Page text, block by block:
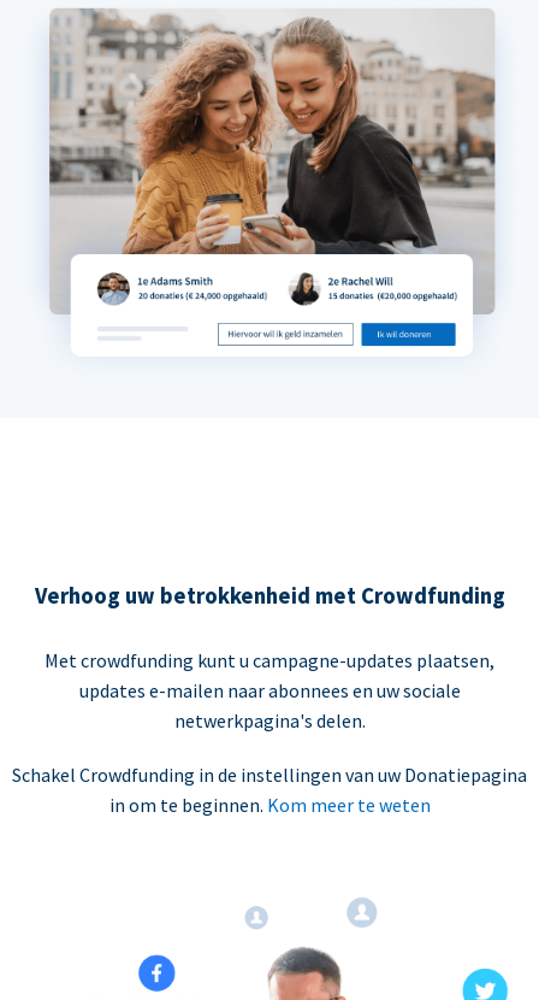
Verhoog uw betrokkenheid met Crowdfunding
Met crowdfunding kunt u campagne-updates plaatsen,
updates e-mailen naar abonnees en uw sociale
netwerkpagina's delen.
Schakel Crowdfunding in de instellingen van uw Donatiepagina
in om te beginnen. Kom meer te weten